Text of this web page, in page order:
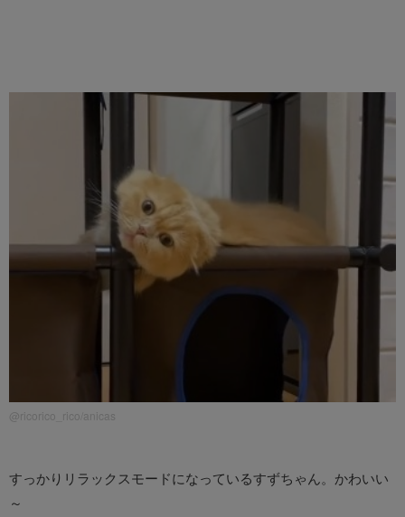
@ricorico_rico/anicas
すっかりリラックスモードになっているすずちゃん。かわいい
～